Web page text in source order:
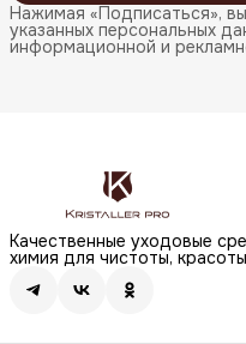
Нажимая «Подписаться»,
указанных персональных
информационной и
Качественные уходовые
химия для чистоты,